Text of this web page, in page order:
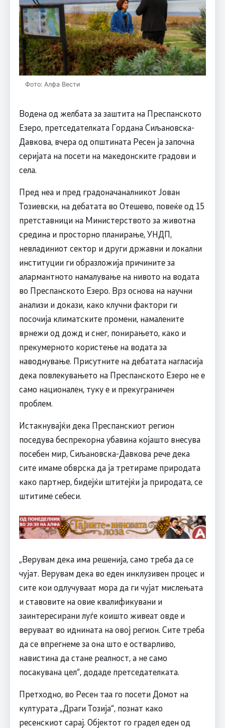
Фото: Алфа Вести
Водена од желбата за заштита на Преспанското
Езеро, претседателката Гордана Сиљановска-
Давкова, вчера од општината Ресен ја започна
серијата на посети на македонските градови и
села.
Пред неа и пред градоначаналникот Јован
Тозиевски, на дебатата во Отешево, повеќе од 15
претставници на Министерството за животна
средина и просторно планирање, УНДП,
невладиниот сектор и други државни и локални
институции ги образложија причините за
алармантното намалување на нивото на водата
во Преспанското Езеро. Врз основа на научни
анализи и докази, како клучни фактори ги
посочија климатските промени, намалените
врнежи од дожд и снег, понирањето, како и
прекумерното користење на водата за
наводнување. Присутните на дебатата нагласија
дека повлекувањето на Преспанското Езеро не е
само национален, туку е и прекуграничен
проблем.
Истакнувајќи дека Преспанскиот регион
поседува беспрекорна убавина којашто внесува
посебен мир, Сиљановска-Давкова рече дека
сите имаме обврска да ја третираме природата
како партнер, бидејќи штитејќи ја природата, се
штитиме себеси.
„Верувам дека има решенија, само треба да се
чујат. Верувам дека во еден инклузивен процес и
сите кои одлучуваат мора да ги чујат мислењата
и ставовите на овие квалификувани и
заинтересирани луѓе коишто живеат овде и
веруваат во иднината на овој регион. Сите треба
да се впрегнеме за она што е остварливо,
навистина да стане реалност, а не само
посакувана цел“, додаде претседателката.
Претходно, во Ресен таа го посети Домот на
културата „Драги Тозија“, познат како
ресенскиот сарај. Објектот го градел еден од